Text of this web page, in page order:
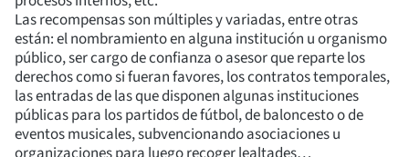
Las recompensas son múltiples y variadas, entre otras
están: el nombramiento en alguna institución u organismo
público, ser cargo de confianza o asesor que reparte los
derechos como si fueran favores, los contratos temporales,
las entradas de las que disponen algunas instituciones
públicas para los partidos de fútbol, de baloncesto o de
eventos musicales, subvencionando asociaciones u